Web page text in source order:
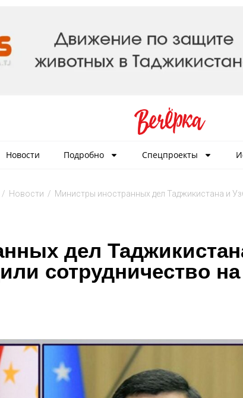
Новости Подробно Спецпроекты
/ Новости / Министры иностранных дел Таджикистана и
дел
сотрудничество на